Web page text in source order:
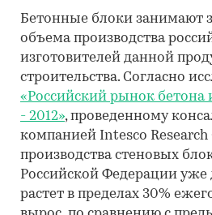
Бетонные блоки занимают
объема производства
изготовителей данной
строительства. Согласно
«Российский рынок бетона
- 2012», проведенному
компанией Intesco Research
производства стеновых
Российской Федерации уже
растет в пределах 30%